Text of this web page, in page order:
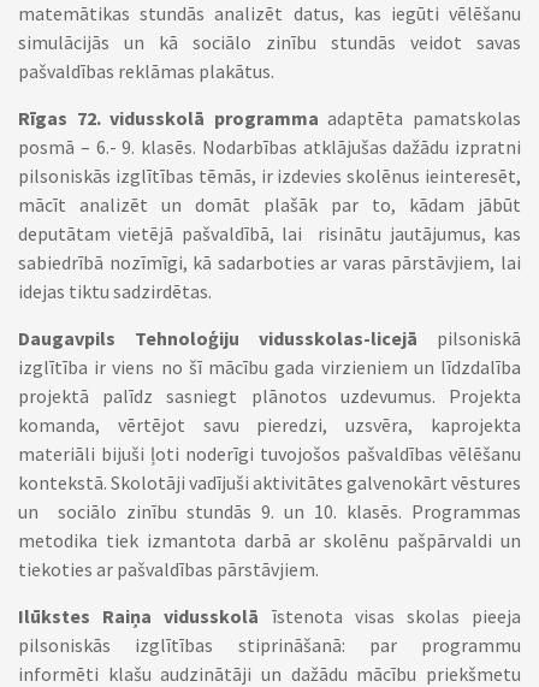
matemātikas stundās analizēt datus, kas iegūti vēlēšanu
simulācijās un kā sociālo zinību stundās veidot savas
pašvaldības reklāmas plakātus.
Rīgas 72. vidusskolā programma adaptēta pamatskolas
posmā – 6.- 9. klasēs. Nodarbības atklājušas dažādu izpratni
pilsoniskās izglītības tēmās, ir izdevies skolēnus ieinteresēt,
mācīt analizēt un domāt plašāk par to, kādam jābūt
deputātam vietējā pašvaldībā, lai risinātu jautājumus, kas
sabiedrībā nozīmīgi, kā sadarboties ar varas pārstāvjiem, lai
idejas tiktu sadzirdētas.
Daugavpils Tehnoloģiju vidusskolas-licejā pilsoniskā
izglītība ir viens no šī mācību gada virzieniem un līdzdalība
projektā palīdz sasniegt plānotos uzdevumus. Projekta
komanda, vērtējot savu pieredzi, uzsvēra, kaprojekta
materiāli bijuši ļoti noderīgi tuvojošos pašvaldības vēlēšanu
kontekstā. Skolotāji vadījuši aktivitātes galvenokārt vēstures
un sociālo zinību stundās 9. un 10. klasēs. Programmas
metodika tiek izmantota darbā ar skolēnu pašpārvaldi un
tiekoties ar pašvaldības pārstāvjiem.
Ilūkstes Raiņa vidusskolā īstenota visas skolas pieeja
pilsoniskās izglītības stiprināšanā: par programmu
informēti klašu audzinātāji un dažādu mācību priekšmetu